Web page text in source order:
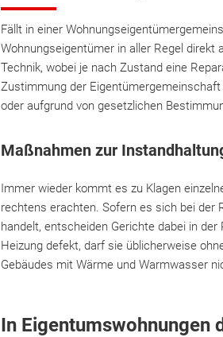
Fällt in einer
Wohnungseigentümer in aller Regel
Technik, wobei je nach Zustand eine
Zustimmung der
oder aufgrund von gesetzlichen
Maßnahmen zur
Immer wieder kommt es zu Klagen
rechtens erachten. Sofern es sich bei der
handelt, entscheiden Gerichte dabei in
Heizung defekt, darf sie üblicherweise
Gebäudes mit Wärme und Warmwasser
In Eigentumswohnungen